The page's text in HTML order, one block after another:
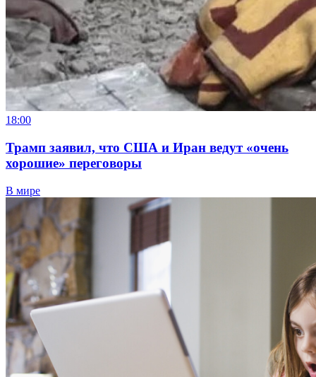
18:00
Трамп заявил, что США и Иран ведут «очень
хорошие» переговоры
В мире